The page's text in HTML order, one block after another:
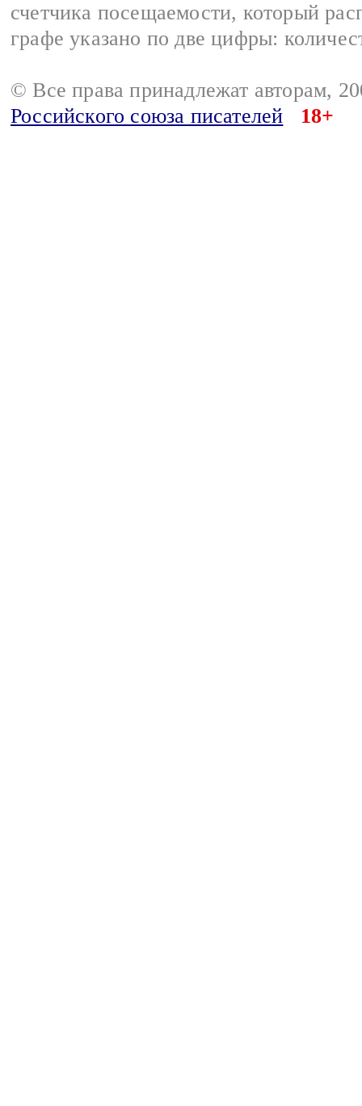
счетчика посещаемости, который
графе указано по две цифры:
© Все права принадлежат авторам,
Российского союза писателей
18+